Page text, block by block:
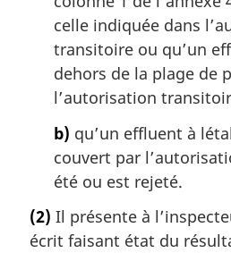
celle indiquée dans
transitoire ou qu’un
dehors de la plage de
l’autorisation
b) qu’un effluent à
couvert par
été ou est rejeté.
(2) Il présente à
écrit faisant état du